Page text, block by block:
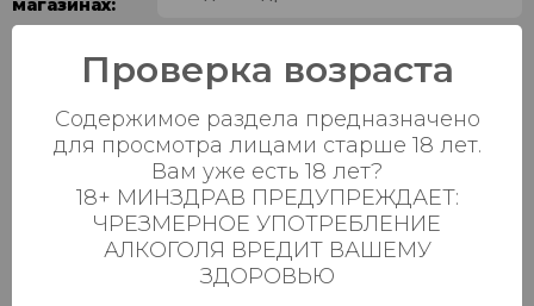
магазинах:
Ваш город:
Батыршина 20Б
Пн-Вс с 08:00 до
23:00
0 шт.
Магистральная 22д
Пн-Вс с 08:00 до
23:00
0 шт.
Осиновская 2В,
Пн-Вс с 09:00 до
23:00
Проверка возраста
Содержимое раздела предназначено
для просмотра лицами старше 18 лет.
Вам уже есть 18 лет?
18+ МИНЗДРАВ ПРЕДУПРЕЖДАЕТ:
ЧРЕЗМЕРНОЕ УПОТРЕБЛЕНИЕ
АЛКОГОЛЯ ВРЕДИТ ВАШЕМУ
ЗДОРОВЬЮ